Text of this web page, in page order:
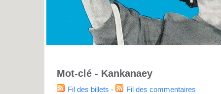
Mot-clé - Kankanaey
Fil des billets - Fil des commentaires